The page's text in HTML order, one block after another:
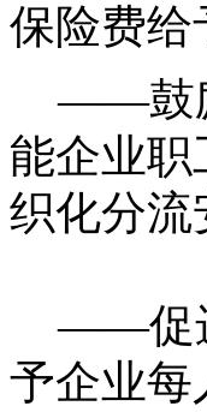
保险费
——鼓励
能企业职
织化分流
——促进
予企业每